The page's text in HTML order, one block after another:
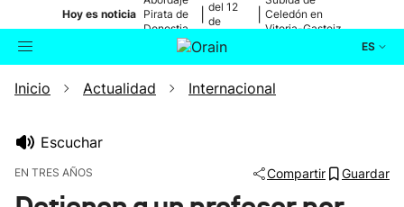
Hoy es noticia Pirata de
Donostia
del 12
de
Celedón en
Vitoria-Gasteiz
ES
Buscador Actualidad
Inicio Actualidad Internacional
Escuchar
EN TRES AÑOS Compartir Guardar